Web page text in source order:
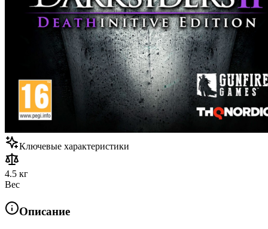
Ключевые характеристики
4.5 кг
Вес
Описание